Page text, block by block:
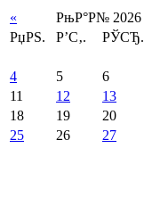
« РњР°Р№ 2026
РџРЅ.
Р’С‚. РЎСЂ.
4
5 6
11
12 13
18
19 20
25
26 27